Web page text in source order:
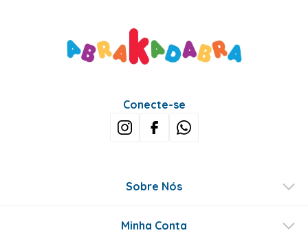
Conecte-se
Sobre Nós
Minha Conta